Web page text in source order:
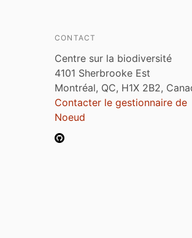
CONTACT
Centre sur la biodiversité
4101 Sherbrooke Est
Montréal, QC, H1X 2B2,
Contacter le gestionnaire de
Noeud